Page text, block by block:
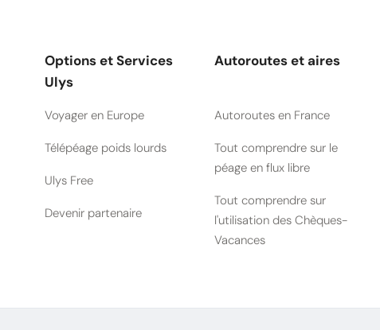
Options et Services
Ulys
Voyager en Europe
Télépéage poids lourds
Ulys Free
Devenir partenaire
Autoroutes et aires
Autoroutes en France
Tout comprendre sur le
péage en flux libre
Tout comprendre sur
l'utilisation des Chèques-
Vacances